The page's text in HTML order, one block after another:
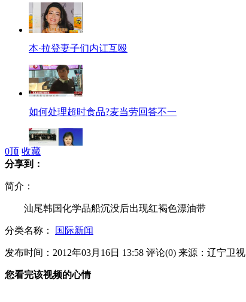
本·拉登妻子们内讧互殴
如何处理超时食品?麦当劳回答不一
苹果新iPad今日开卖
0顶 收藏
分享到：
简介：
汕尾韩国化学品船沉没后出现红褐色漂油带
分类名称： 国际新闻
发布时间：2012年03月16日 13:58 评论(0) 来源：辽宁卫视
您看完该视频的心情